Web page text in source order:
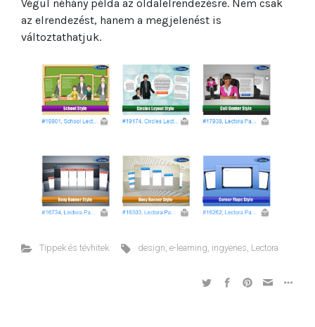
Végül néhány példa az oldalelrendezésre. Nem csak
az elrendezést, hanem a megjelenést is
változtathatjuk.
Tippek és tévhitek design,e-learning, ingyenes, Lectora